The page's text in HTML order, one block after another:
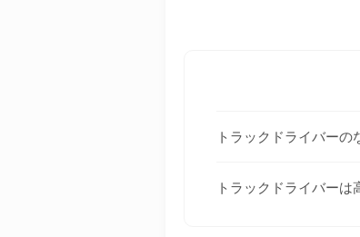
トラックドライバーの
トラックドライバーは